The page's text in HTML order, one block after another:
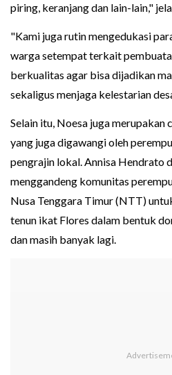
piring, keranjang dan lain-lain,"
"Kami juga rutin mengedukasi
warga setempat terkait
berkualitas agar bisa dijadikan
sekaligus menjaga kelestarian
Selain itu, Noesa juga
yang juga digawangi oleh
pengrajin lokal. Annisa Hendrato
menggandeng komunitas
Nusa Tenggara Timur (NTT)
tenun ikat Flores dalam bentuk
dan masih banyak lagi.